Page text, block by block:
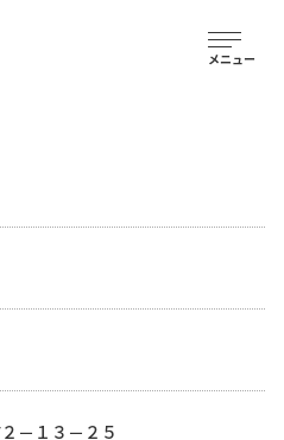
－１３－２５